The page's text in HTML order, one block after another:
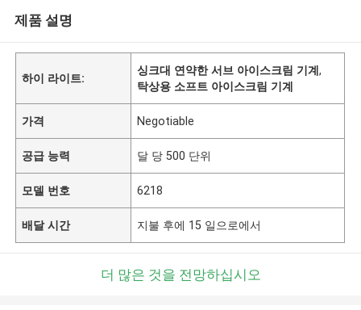
제품 설명
하이 라이트:
싱크대 연약한 서브 아이스크림 기계,
탁상용 소프트 아이스크림 기계
가격 Negotiable
공급 능력 달 당 500 단위
모델 번호 6218
배달 시간 지불 후에 15 일으로에서
더 많은 것을 전망하십시오